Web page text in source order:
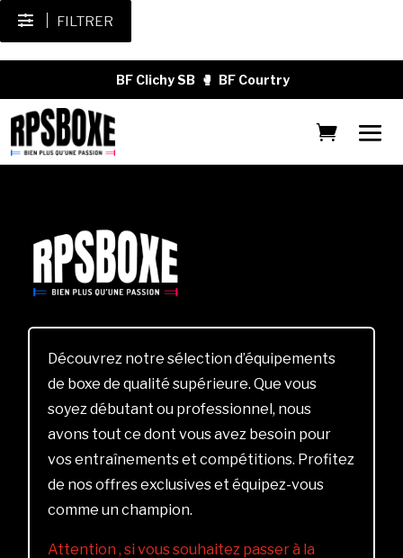
FILTRER
BF Clichy SB 🥊 BF Courtry
Découvrez notre sélection d’équipements
de boxe de qualité supérieure. Que vous
soyez débutant ou professionnel, nous
avons tout ce dont vous avez besoin pour
vos entraînements et compétitions. Profitez
de nos offres exclusives et équipez-vous
comme un champion.
Attention , si vous souhaitez passer à la